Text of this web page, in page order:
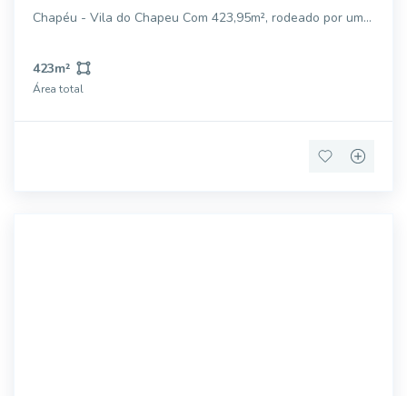
Chapéu - Vila do Chapeu Com 423,95m², rodeado por um
Segurança. Nesse loteamento você tem: Muita natureza,
com um belíssimo paisagismo, M
423m²
Área total